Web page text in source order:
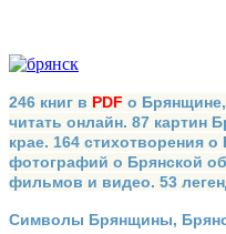
246 книг в PDF о
читать онлайн. 87 картин
крае. 164 стихотворения
фотографий о Брянской
фильмов и видео. 53
Символы Брянщины,